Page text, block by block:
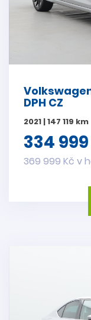
Volkswagen
DPH CZ
2021 | 147 119 km
334
369 999 Kč v